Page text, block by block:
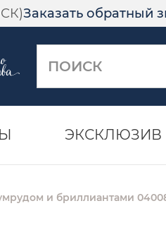
Заказать обратный
ЭКСКЛЮЗИВ
и бриллиантами